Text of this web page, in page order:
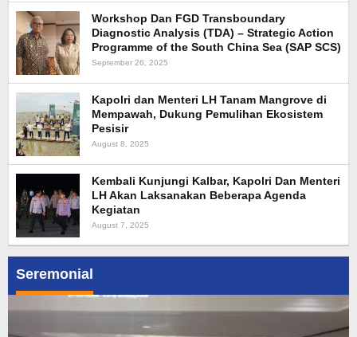
Seremonial
Workshop Dan FGD Transboundary
Diagnostic Analysis (TDA) – Strategic Action
Programme of the South China Sea (SAP SCS)
September 26, 2025
Kapolri dan Menteri LH Tanam Mangrove di
Mempawah, Dukung Pemulihan Ekosistem
Pesisir
August 8, 2025
Kembali Kunjungi Kalbar, Kapolri Dan Menteri
LH Akan Laksanakan Beberapa Agenda
Kegiatan
August 7, 2025